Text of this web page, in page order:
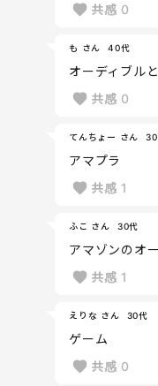
共感 0
も さん 40代
オーディブル
共感 0
てんちょー さん
アマプラ
共感 1
ふこ さん 30代
アマゾンのオ
共感 1
えりな さん 30代
ゲーム
共感 0